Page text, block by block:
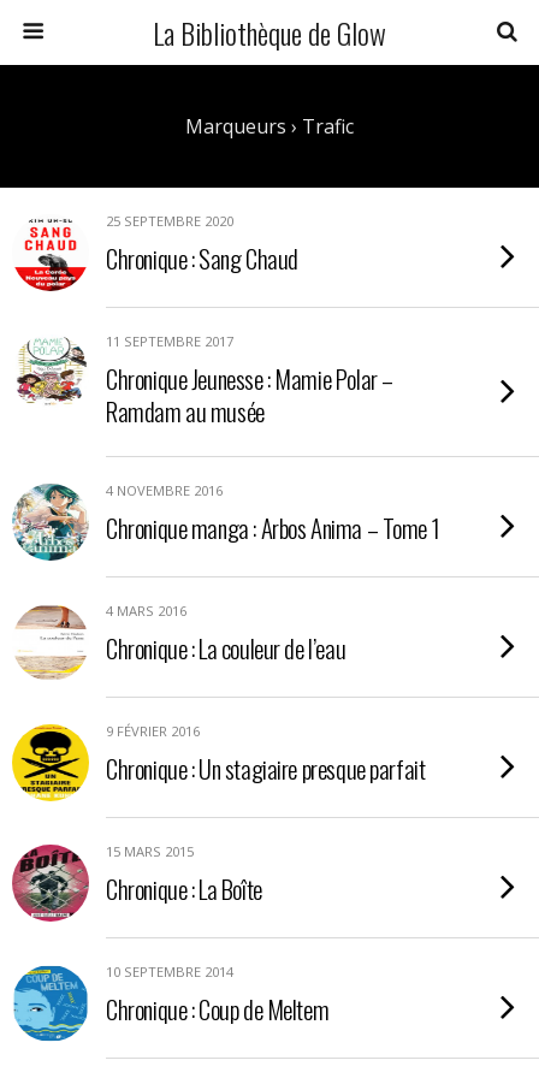
La Bibliothèque de Glow
Marqueurs › Trafic
25 SEPTEMBRE 2020
Chronique : Sang Chaud
11 SEPTEMBRE 2017
Chronique Jeunesse : Mamie Polar –
Ramdam au musée
4 NOVEMBRE 2016
Chronique manga : Arbos Anima – Tome 1
4 MARS 2016
Chronique : La couleur de l’eau
9 FÉVRIER 2016
Chronique : Un stagiaire presque parfait
15 MARS 2015
Chronique : La Boîte
10 SEPTEMBRE 2014
Chronique : Coup de Meltem